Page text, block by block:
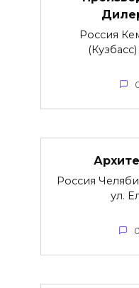
Россия
Россия
ул.
0